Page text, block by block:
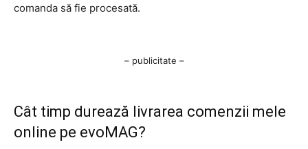
comanda să fie procesată.
– publicitate –
Cât timp durează livrarea comenzii mele
online pe evoMAG?